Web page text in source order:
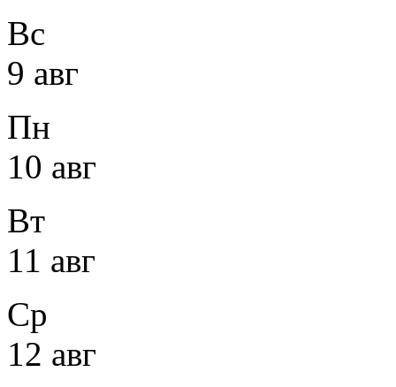
Вс
9 авг
Пн
10 авг
Вт
11 авг
Ср
12 авг